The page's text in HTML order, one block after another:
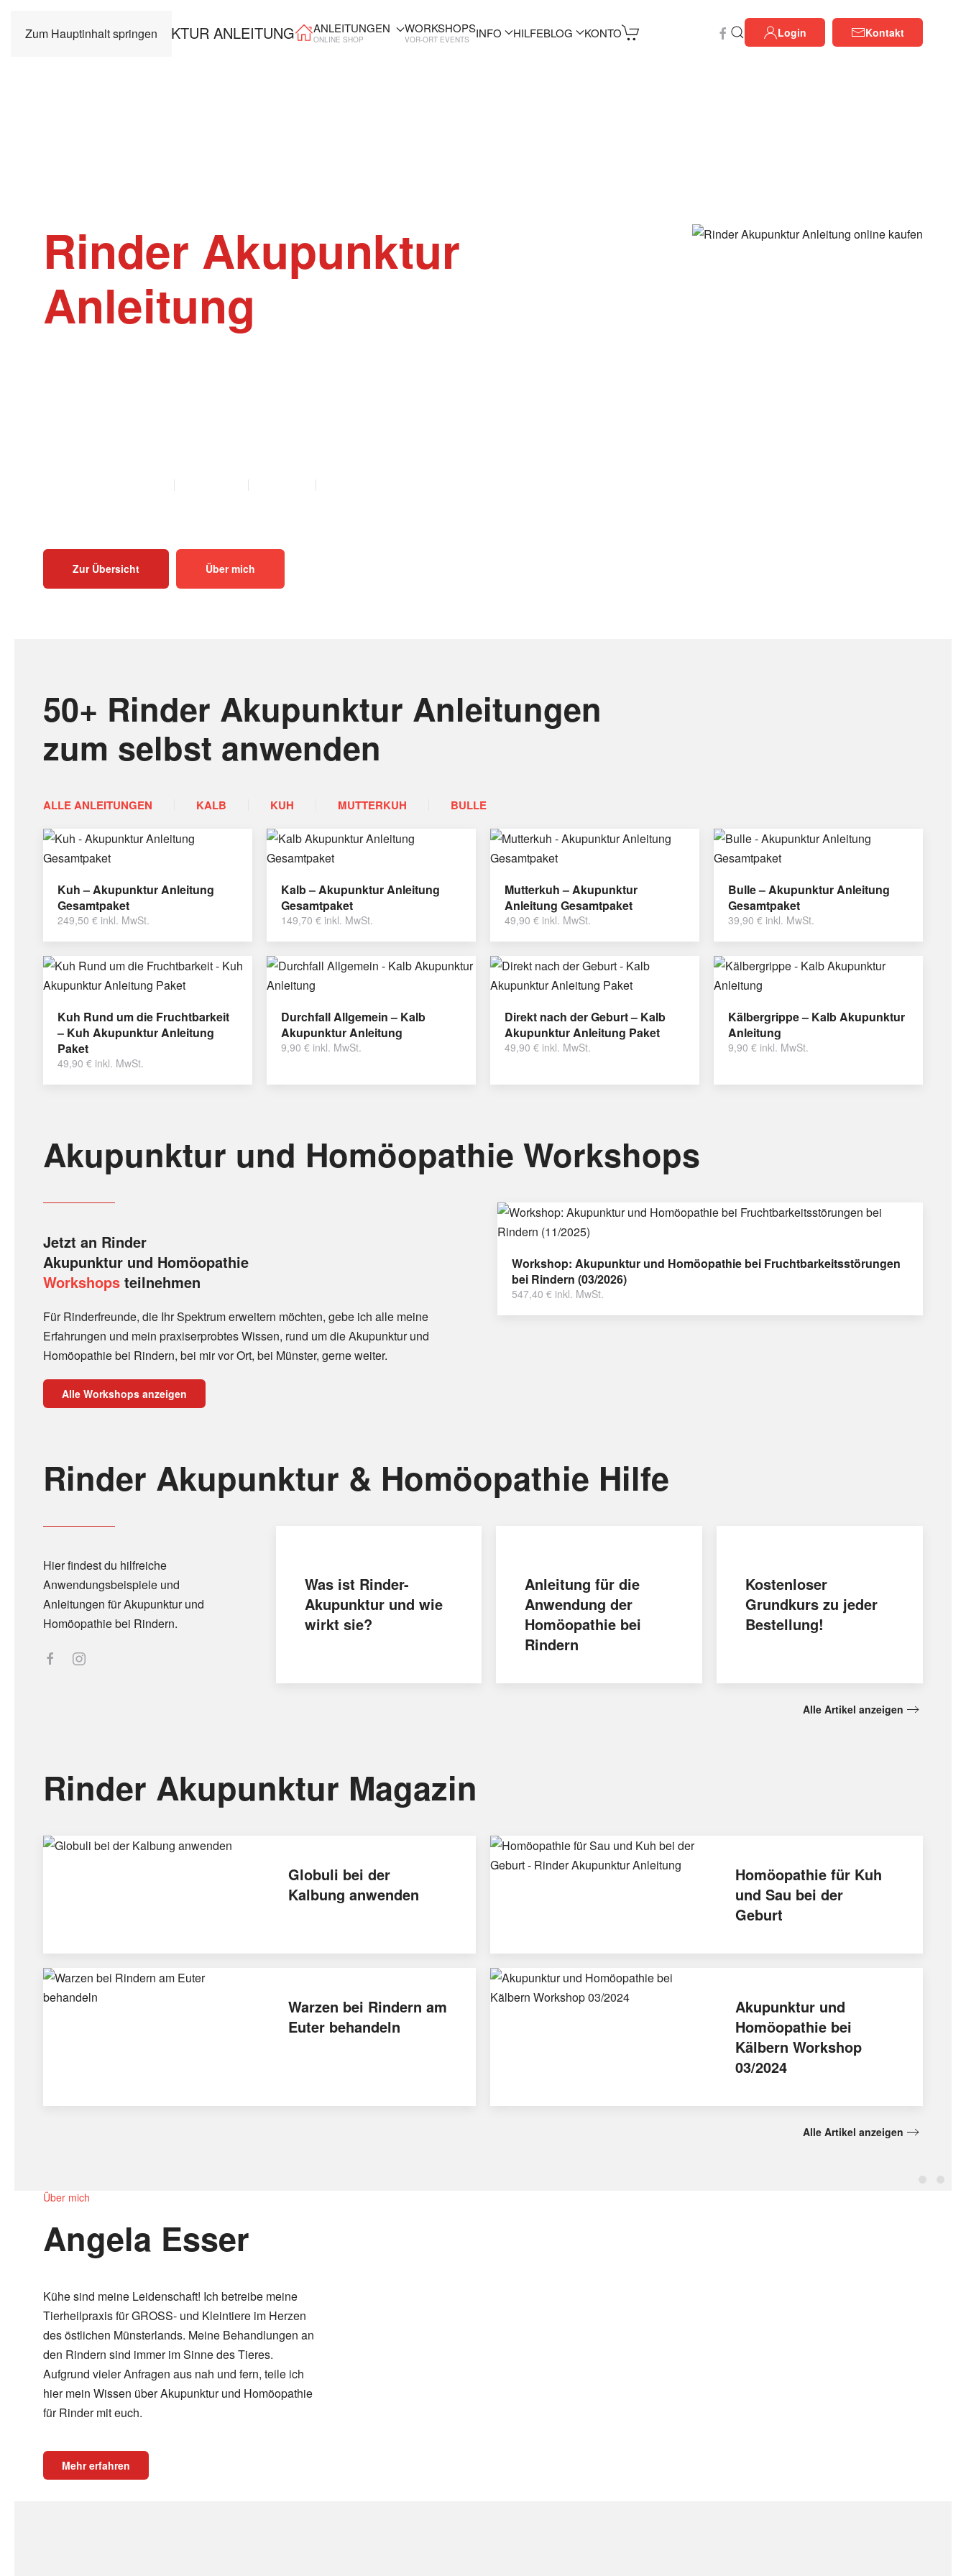
Zum Hauptinhalt springen ANLEITUNGEN
ONLINE SHOP
WORKSHOPS
VOR-ORT EVENTS INFO HILFEBLOG KONTO Login Kontakt
Rinder Akupunktur
Anleitung
Zur Übersicht Über mich
50+ Rinder Akupunktur Anleitungen
zum selbst anwenden
ALLE ANLEITUNGEN KALB KUH MUTTERKUH BULLE
Kuh – Akupunktur Anleitung
Gesamtpaket
249,50 € inkl. MwSt.
Kalb – Akupunktur Anleitung
Gesamtpaket
149,70 € inkl. MwSt.
Mutterkuh – Akupunktur
Anleitung Gesamtpaket
49,90 € inkl. MwSt.
Bulle – Akupunktur Anleitung
Gesamtpaket
39,90 € inkl. MwSt.
Kuh Rund um die Fruchtbarkeit
– Kuh Akupunktur Anleitung
Paket
49,90 € inkl. MwSt.
Durchfall Allgemein – Kalb
Akupunktur Anleitung
9,90 € inkl. MwSt.
Direkt nach der Geburt – Kalb
Akupunktur Anleitung Paket
49,90 € inkl. MwSt.
Kälbergrippe – Kalb Akupunktur
Anleitung
9,90 € inkl. MwSt.
Akupunktur und Homöopathie Workshops
Jetzt an Rinder
Akupunktur und Homöopathie
Workshops teilnehmen
Für Rinderfreunde, die Ihr Spektrum erweitern möchten, gebe ich alle meine
Erfahrungen und mein praxiserprobtes Wissen, rund um die Akupunktur und
Homöopathie bei Rindern, bei mir vor Ort, bei Münster, gerne weiter.
Alle Workshops anzeigen
Workshop: Akupunktur und Homöopathie bei Fruchtbarkeitsstörungen
bei Rindern (03/2026)
547,40 € inkl. MwSt.
Rinder Akupunktur & Homöopathie Hilfe
Hier findest du hilfreiche
Anwendungsbeispiele und
Anleitungen für Akupunktur und
Homöopathie bei Rindern.
Was ist Rinder-
Akupunktur und wie
wirkt sie?
Anleitung für die
Anwendung der
Homöopathie bei
Rindern
Kostenloser
Grundkurs zu jeder
Bestellung!
Alle Artikel anzeigen
Rinder Akupunktur Magazin
Globuli bei der
Kalbung anwenden
Homöopathie für Kuh
und Sau bei der
Geburt
Warzen bei Rindern am
Euter behandeln
Akupunktur und
Homöopathie bei
Kälbern Workshop
03/2024
Alle Artikel anzeigen
Über mich
Angela Esser
Kühe sind meine Leidenschaft! Ich betreibe meine
Tierheilpraxis für GROSS- und Kleintiere im Herzen
des östlichen Münsterlands. Meine Behandlungen an
den Rindern sind immer im Sinne des Tieres.
Aufgrund vieler Anfragen aus nah und fern, teile ich
hier mein Wissen über Akupunktur und Homöopathie
für Rinder mit euch.
Mehr erfahren